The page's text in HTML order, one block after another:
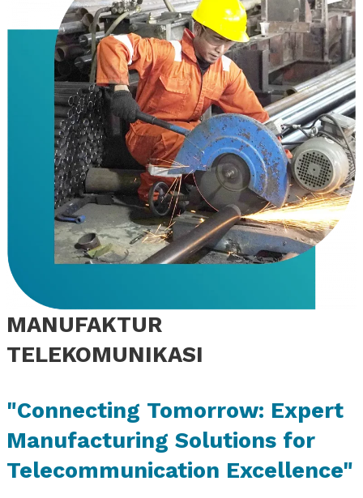
MANUFAKTUR
TELEKOMUNIKASI
"Connecting Tomorrow: Expert
Manufacturing Solutions for
Telecommunication Excellence"